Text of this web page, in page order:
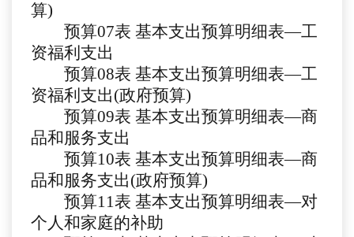
算)
预算07表 基本支出预算明细表—工
资福利支出
预算08表 基本支出预算明细表—工
资福利支出(政府预算)
预算09表 基本支出预算明细表—商
品和服务支出
预算10表 基本支出预算明细表—商
品和服务支出(政府预算)
预算11表 基本支出预算明细表—对
个人和家庭的补助